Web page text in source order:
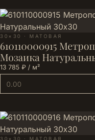
30×30 · МАТОВАЯ
610110000915
Мозаика
13 785 ₽ / м²
30×30 · МАТОВАЯ